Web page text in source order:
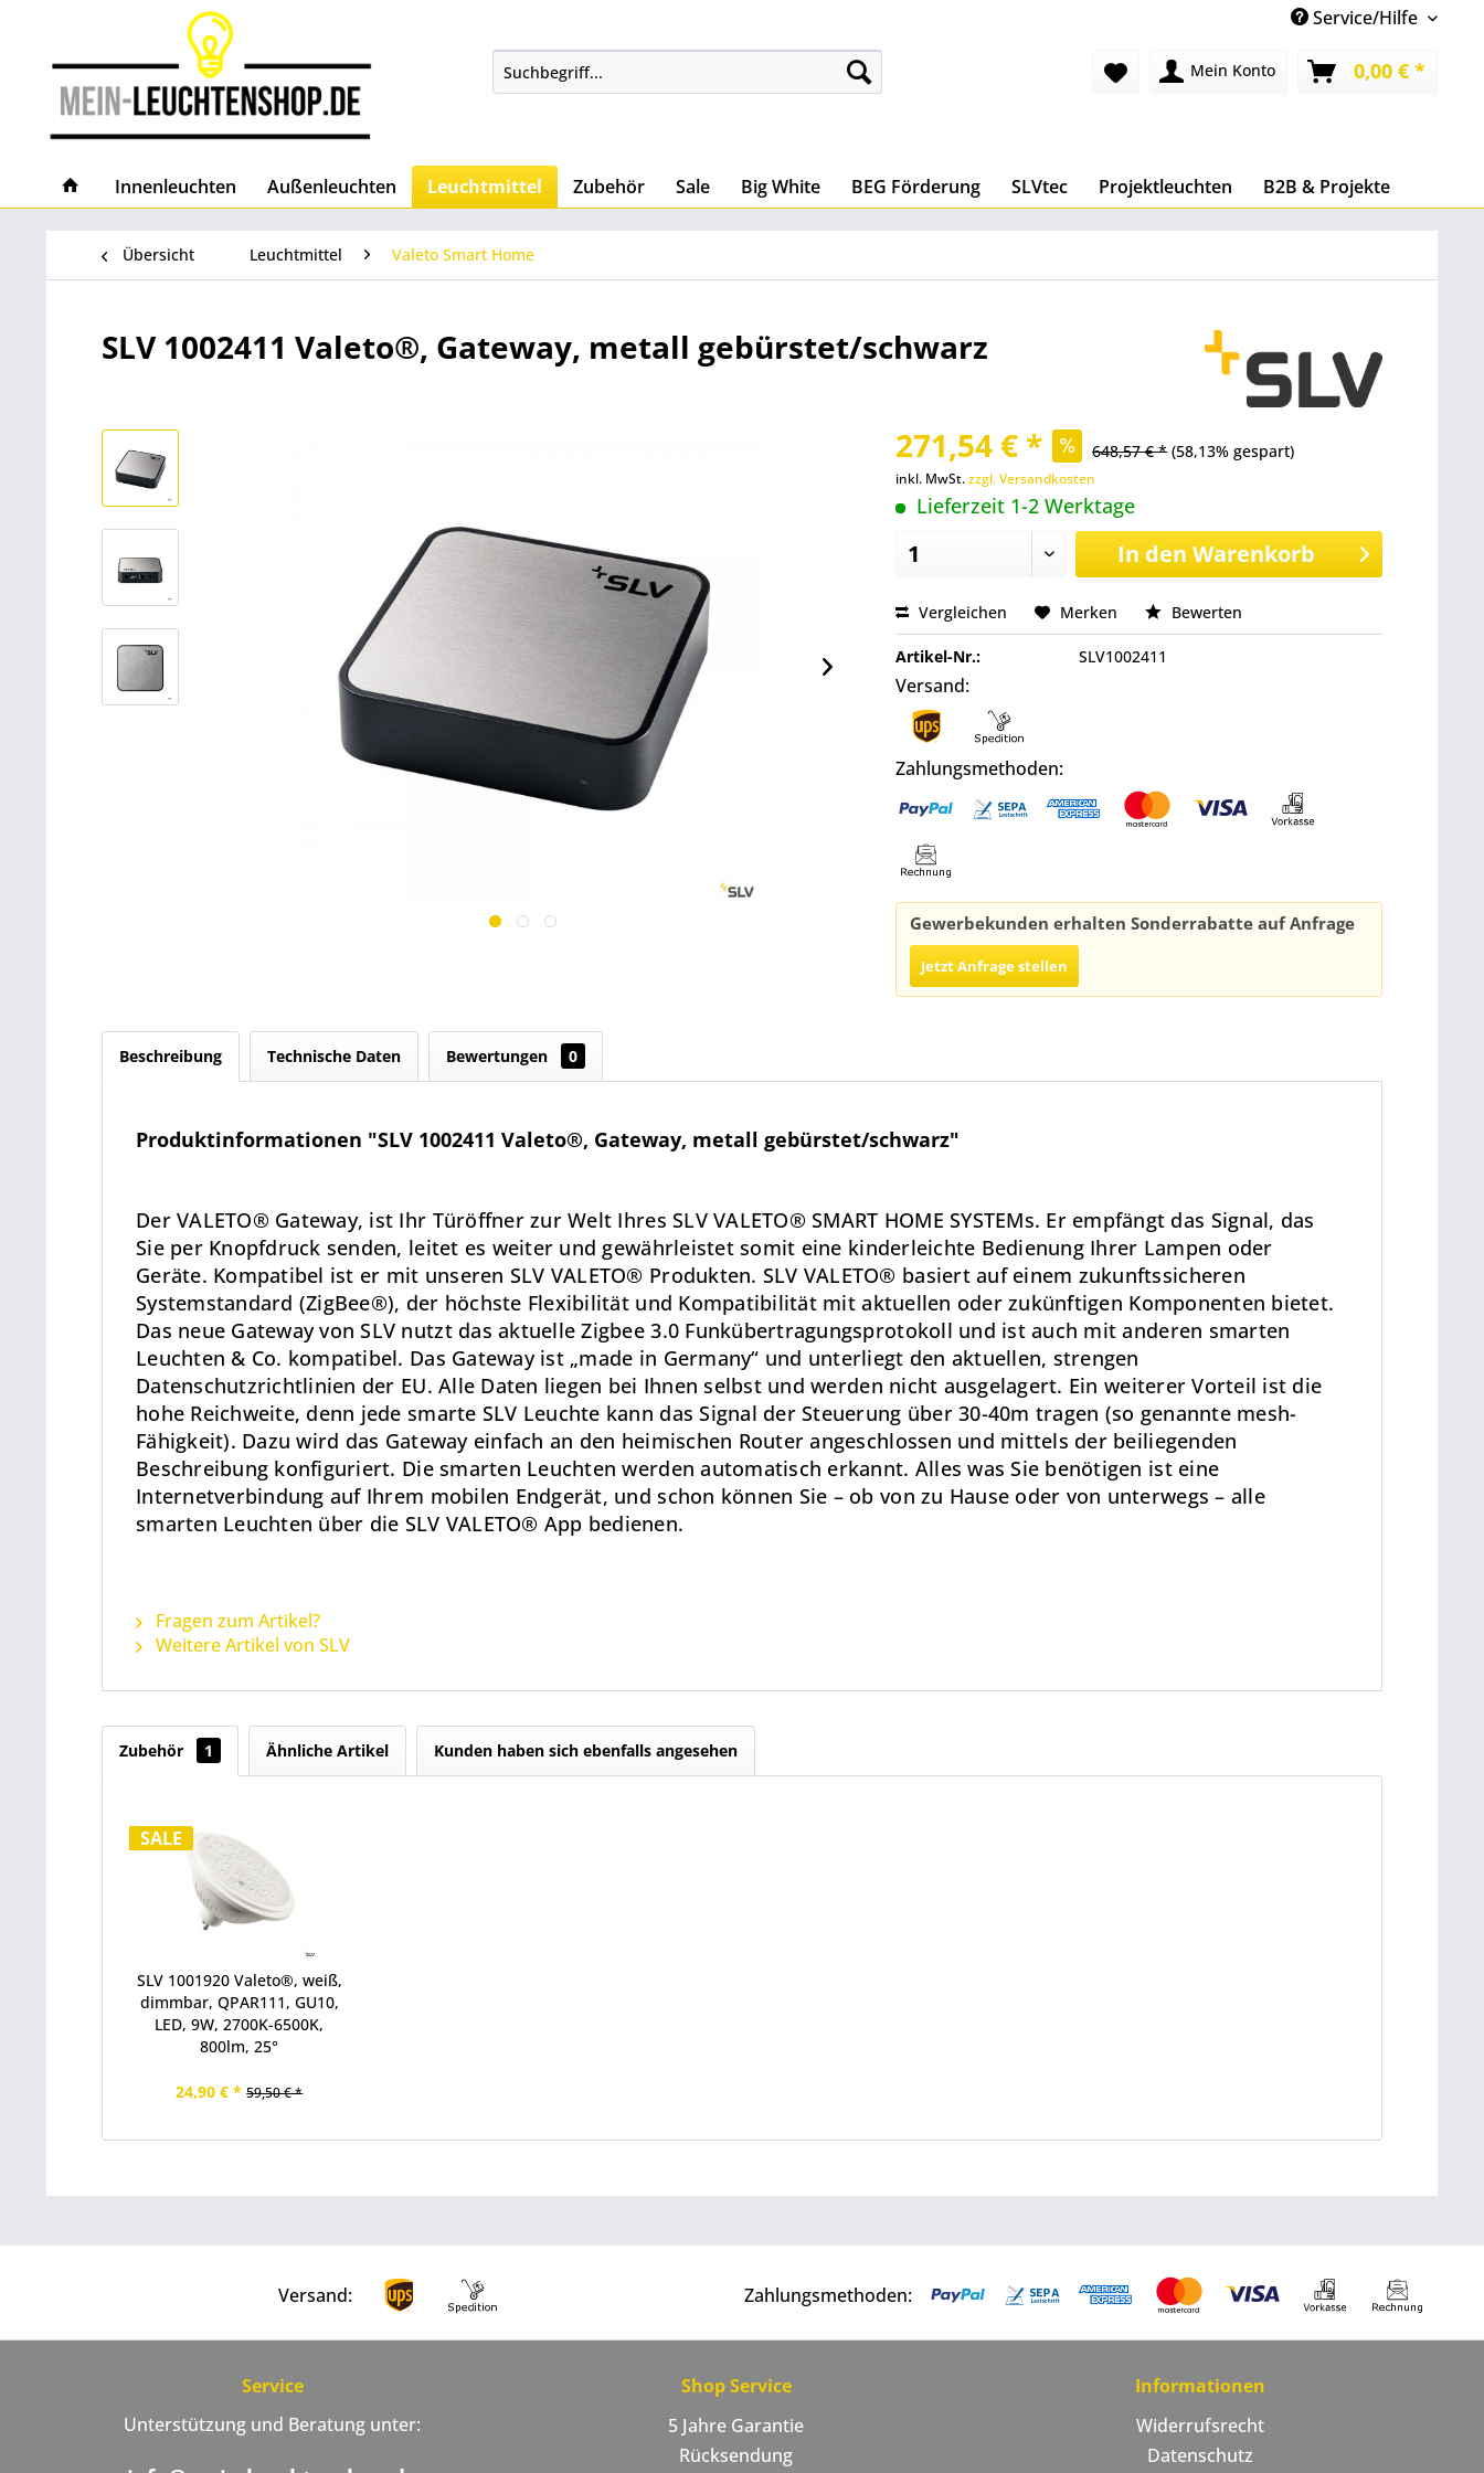
Service/Hilfe
Mein Konto 0,00 € *
Innenleuchten Außenleuchten Leuchtmittel Zubehör Sale Big White BEG Förderung SLVtec Projektleuchten B2B & Projekte
Übersicht Leuchtmittel Valeto Smart Home
SLV 1002411 Valeto®, Gateway, metall gebürstet/schwarz
271,54 € * 648,57 € * (58,13% gespart)
inkl. MwSt.zzgl. Versandkosten
Lieferzeit 1-2 Werktage
In den Warenkorb
Vergleichen Merken Bewerten
Artikel-Nr.: SLV1002411
Versand:
Zahlungsmethoden:
Gewerbekunden erhalten Sonderrabatte auf Anfrage
Jetzt Anfrage stellen
Beschreibung Technische Daten Bewertungen 0
Produktinformationen "SLV 1002411 Valeto®, Gateway, metall gebürstet/schwarz"
Der VALETO® Gateway, ist Ihr Türöffner zur Welt Ihres SLV VALETO® SMART HOME SYSTEMs. Er empfängt das Signal, das
Sie per Knopfdruck senden, leitet es weiter und gewährleistet somit eine kinderleichte Bedienung Ihrer Lampen oder
Geräte. Kompatibel ist er mit unseren SLV VALETO® Produkten. SLV VALETO® basiert auf einem zukunftssicheren
Systemstandard (ZigBee®), der höchste Flexibilität und Kompatibilität mit aktuellen oder zukünftigen Komponenten bietet.
Das neue Gateway von SLV nutzt das aktuelle Zigbee 3.0 Funkübertragungsprotokoll und ist auch mit anderen smarten
Leuchten & Co. kompatibel. Das Gateway ist „made in Germany“ und unterliegt den aktuellen, strengen
Datenschutzrichtlinien der EU. Alle Daten liegen bei Ihnen selbst und werden nicht ausgelagert. Ein weiterer Vorteil ist die
hohe Reichweite, denn jede smarte SLV Leuchte kann das Signal der Steuerung über 30-40m tragen (so genannte mesh-
Fähigkeit). Dazu wird das Gateway einfach an den heimischen Router angeschlossen und mittels der beiliegenden
Beschreibung konfiguriert. Die smarten Leuchten werden automatisch erkannt. Alles was Sie benötigen ist eine
Internetverbindung auf Ihrem mobilen Endgerät, und schon können Sie – ob von zu Hause oder von unterwegs – alle
smarten Leuchten über die SLV VALETO® App bedienen.
Fragen zum Artikel?
Weitere Artikel von SLV
Zubehör 1 Ähnliche Artikel Kunden haben sich ebenfalls angesehen
SALE
SLV 1001920 Valeto®, weiß,
dimmbar, QPAR111, GU10,
LED, 9W, 2700K-6500K,
800lm, 25°
24,90 € * 59,50 € *
Versand: Zahlungsmethoden:
Service
Unterstützung und Beratung unter:
Shop Service
5 Jahre Garantie
Rücksendung
Informationen
Widerrufsrecht
Datenschutz